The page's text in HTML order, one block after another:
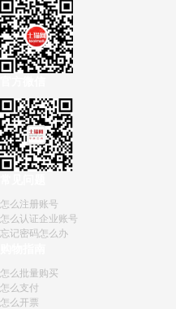
怎么注册账号
怎么认证企业账号
忘记密码怎么办
怎么批量购买
怎么支付
怎么开票